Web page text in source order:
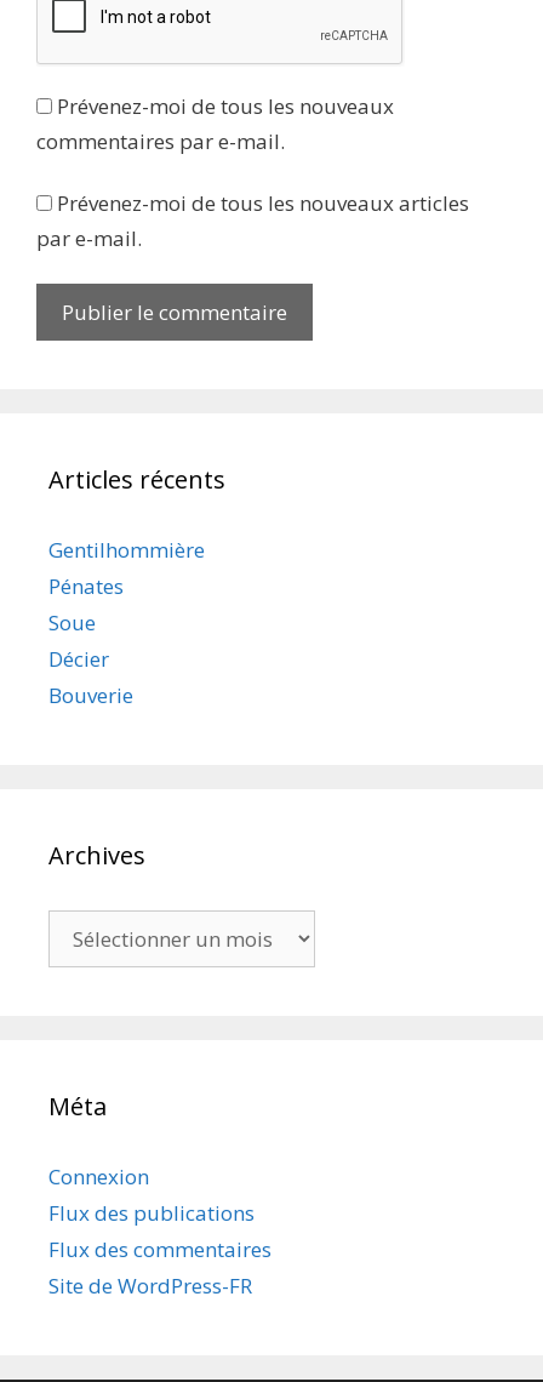
Prévenez-moi de tous les nouveaux
commentaires par e-mail.
Prévenez-moi de tous les nouveaux articles
par e-mail.
Articles récents
Gentilhommière
Pénates
Soue
Décier
Bouverie
Archives
Méta
Connexion
Flux des publications
Flux des commentaires
Site de WordPress-FR